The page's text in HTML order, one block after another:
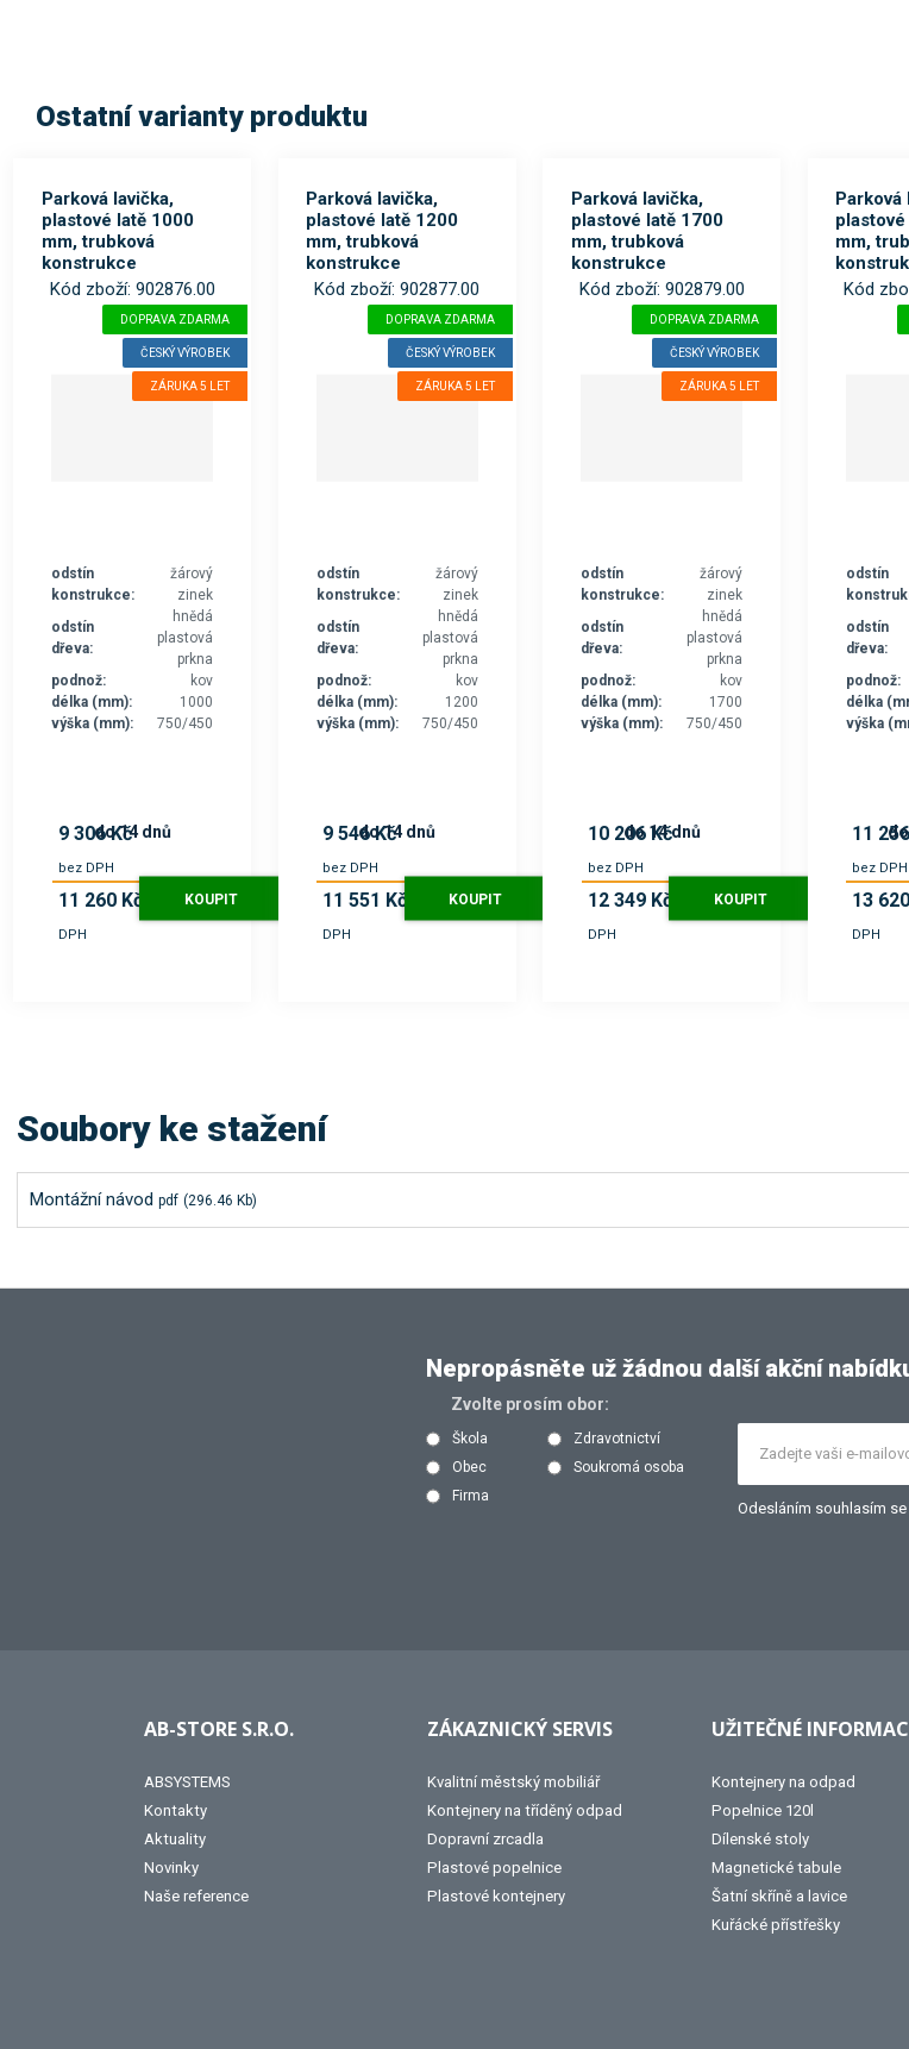
Ostatní varianty produktu
Parková lavička,
plastové latě 1000
mm, trubková
konstrukce
Kód zboží: 902876.00
DOPRAVA ZDARMA
ČESKÝ VÝROBEK
ZÁRUKA 5 LET
odstín
konstrukce:
žárový
zinek
odstín
dřeva:
hnědá
plastová
prkna
podnož:
kov
délka (mm):
1000
výška (mm):
750/450
9 306 Kč
bez DPH
11 260 Kč
DPH
do 14 dnů
KOUPIT
Parková lavička,
plastové latě 1200
mm, trubková
konstrukce
Kód zboží: 902877.00
DOPRAVA ZDARMA
ČESKÝ VÝROBEK
ZÁRUKA 5 LET
odstín
konstrukce:
žárový
zinek
odstín
dřeva:
hnědá
plastová
prkna
podnož:
kov
délka (mm):
1200
výška (mm):
750/450
9 546 Kč
bez DPH
11 551 Kč
DPH
do 14 dnů
KOUPIT
Parková lavička,
plastové latě 1700
mm, trubková
konstrukce
Kód zboží: 902879.00
DOPRAVA ZDARMA
ČESKÝ VÝROBEK
ZÁRUKA 5 LET
odstín
konstrukce:
žárový
zinek
odstín
dřeva:
hnědá
plastová
prkna
podnož:
kov
délka (mm):
1700
výška (mm):
750/450
10 206 Kč
bez DPH
12 349 Kč
DPH
do 14 dnů
KOUPIT
Parková
mm,
Kód
odstín
odstín
dřeva:
podnož:
délka
výška
11
bez DPH
13
DPH
Soubory ke stažení
Montážní návod pdf (296.46 Kb)
Nepropásněte už žádnou další akční
Zvolte prosím obor:
Škola
Zdravotnictví
Obec
Soukromá osoba
Firma
Odesláním souhlasím se
AB-STORE S.R.O.
ABSYSTEMS
Kontakty
Aktuality
Novinky
Naše reference
ZÁKAZNICKÝ SERVIS
Kvalitní městský mobiliář
Kontejnery na tříděný odpad
Dopravní zrcadla
Plastové popelnice
Plastové kontejnery
UŽITEČNÉ
Kontejnery na odpad
Popelnice 120l
Dílenské stoly
Magnetické tabule
Šatní skříně a lavice
Kuřácké přístřešky